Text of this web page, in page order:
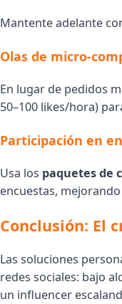
Mantente adelante
Olas de micro-
En lugar de pedidos
50–100 likes/hora)
Participación en
Usa los paquetes de
encuestas,
Conclusión: El
Las soluciones
redes sociales: bajo
un influencer